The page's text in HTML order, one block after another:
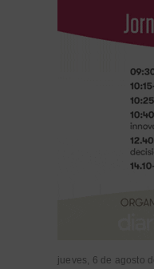
jueves, 6 de agosto